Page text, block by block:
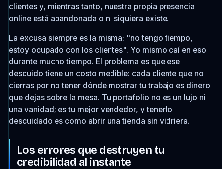
clientes y, mientras tanto, nuestra propia presencia
online está abandonada o ni siquiera existe.
La excusa siempre es la misma: "no tengo tiempo,
estoy ocupado con los clientes". Yo mismo caí en eso
durante mucho tiempo. El problema es que ese
descuido tiene un costo medible: cada cliente que no
cierras por no tener dónde mostrar tu trabajo es dinero
que dejas sobre la mesa. Tu portafolio no es un lujo ni
una vanidad; es tu mejor vendedor, y tenerlo
descuidado es como abrir una tienda sin vidriera.
Los errores que destruyen tu
credibilidad al instante